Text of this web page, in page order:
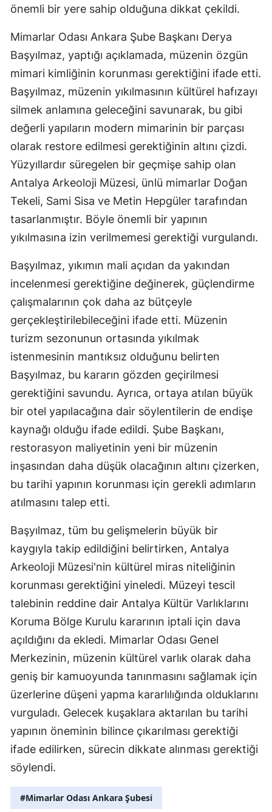
önemli bir yere sahip olduğuna dikkat çekildi.
Mimarlar Odası Ankara Şube Başkanı Derya
Başyılmaz, yaptığı açıklamada, müzenin özgün
mimari kimliğinin korunması gerektiğini ifade etti.
Başyılmaz, müzenin yıkılmasının kültürel hafızayı
silmek anlamına geleceğini savunarak, bu gibi
değerli yapıların modern mimarinin bir parçası
olarak restore edilmesi gerektiğinin altını çizdi.
Yüzyıllardır süregelen bir geçmişe sahip olan
Antalya Arkeoloji Müzesi, ünlü mimarlar Doğan
Tekeli, Sami Sisa ve Metin Hepgüler tarafından
tasarlanmıştır. Böyle önemli bir yapının
yıkılmasına izin verilmemesi gerektiği vurgulandı.
Başyılmaz, yıkımın mali açıdan da yakından
incelenmesi gerektiğine değinerek, güçlendirme
çalışmalarının çok daha az bütçeyle
gerçekleştirilebileceğini ifade etti. Müzenin
turizm sezonunun ortasında yıkılmak
istenmesinin mantıksız olduğunu belirten
Başyılmaz, bu kararın gözden geçirilmesi
gerektiğini savundu. Ayrıca, ortaya atılan büyük
bir otel yapılacağına dair söylentilerin de endişe
kaynağı olduğu ifade edildi. Şube Başkanı,
restorasyon maliyetinin yeni bir müzenin
inşasından daha düşük olacağının altını çizerken,
bu tarihi yapının korunması için gerekli adımların
atılmasını talep etti.
Başyılmaz, tüm bu gelişmelerin büyük bir
kaygıyla takip edildiğini belirtirken, Antalya
Arkeoloji Müzesi'nin kültürel miras niteliğinin
korunması gerektiğini yineledi. Müzeyi tescil
talebinin reddine dair Antalya Kültür Varlıklarını
Koruma Bölge Kurulu kararının iptali için dava
açıldığını da ekledi. Mimarlar Odası Genel
Merkezinin, müzenin kültürel varlık olarak daha
geniş bir kamuoyunda tanınmasını sağlamak için
üzerlerine düşeni yapma kararlılığında olduklarını
vurguladı. Gelecek kuşaklara aktarılan bu tarihi
yapının öneminin bilince çıkarılması gerektiği
ifade edilirken, sürecin dikkate alınması gerektiği
söylendi.
#Mimarlar Odası Ankara Şubesi